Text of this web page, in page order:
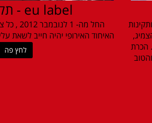
הכרת
eu label - תקן ארופאי
החל מה-
האיחוד האירופי יהיה חייב לשאת
לחץ פה